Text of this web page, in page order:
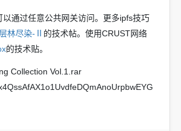
通过任意公共网关访问。更多ipfs技巧
层林尽染-Ⅱ 的技术帖。使用CRUST网络
的技术贴。
Collection Vol.1.rar